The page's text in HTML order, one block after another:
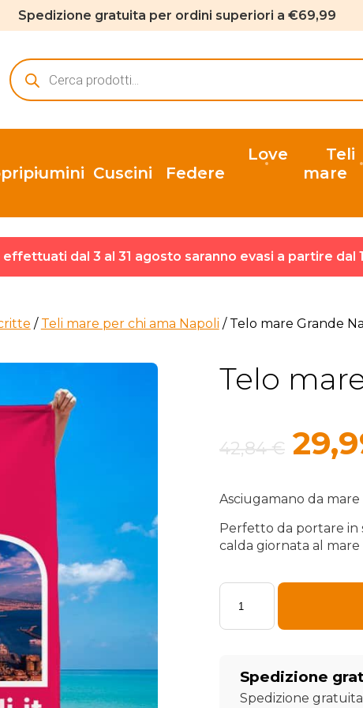
Spedizione gratuita per ordini superiori a €69,99
Ricerca
prodotti
Cuscini Federe
Love
Teli
mare
dal 3 al 31 agosto saranno evasi a partire dal
/ Teli mare per chi ama Napoli / Telo mare Grande
Telo
42,84€ Il
era:
Asciugamano da
Perfetto da portare in
calda giornata al
Telo
mare
Napoli
Spedizione
Spedizione